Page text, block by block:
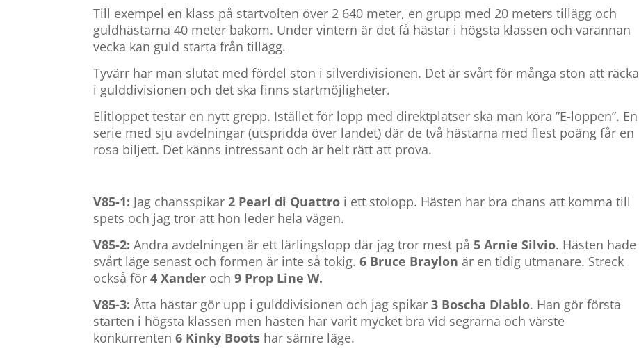
Till exempel en klass på startvolten över 2 640 meter, en grupp med 20 meters tillägg och
guldhästarna 40 meter bakom. Under vintern är det få hästar i högsta klassen och varannan
vecka kan guld starta från tillägg.
Tyvärr har man slutat med fördel ston i silverdivisionen. Det är svårt för många ston att räcka
i gulddivisionen och det ska finns startmöjligheter.
Elitloppet testar en nytt grepp. Istället för lopp med direktplatser ska man köra ”E-loppen”. En
serie med sju avdelningar (utspridda över landet) där de två hästarna med flest poäng får en
rosa biljett. Det känns intressant och är helt rätt att prova.
V85-1: Jag chansspikar2 Pearl di Quattro i ett stolopp. Hästen har bra chans att komma till
spets och jag tror att hon leder hela vägen.
V85-2: Andra avdelningen är ett lärlingslopp där jag tror mest på 5 Arnie Silvio. Hästen hade
svårt läge senast och formen är inte så tokig.6 Bruce Braylon är en tidig utmanare. Streck
också för4 Xander och9 Prop Line W.
V85-3: Åtta hästar gör upp i gulddivisionen och jag spikar3 Boscha Diablo. Han gör första
starten i högsta klassen men hästen har varit mycket bra vid segrarna och värste
konkurrenten6 Kinky Boots har sämre läge.